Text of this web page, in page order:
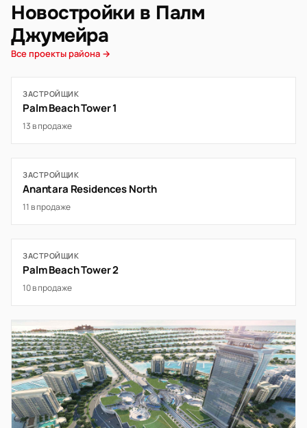
Новостройки в Палм
Джумейра
Все проекты района →
ЗАСТРОЙЩИК
Palm Beach Tower 1
13 в продаже
ЗАСТРОЙЩИК
Anantara Residences North
11 в продаже
ЗАСТРОЙЩИК
Palm Beach Tower 2
10 в продаже